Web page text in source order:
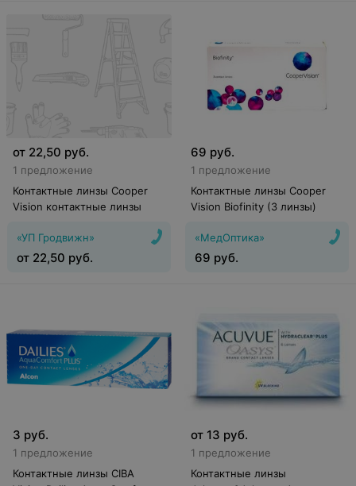
от 22,50 руб.
1 предложение
Контактные линзы Cooper
Vision контактные линзы
«УП Гродвижн»
от 22,50 руб.
69 руб.
1 предложение
Контактные линзы Cooper
Vision Biofinity (3 линзы)
«МедОптика»
69 руб.
3 руб.
1 предложение
Контактные линзы CIBA
от 13 руб.
1 предложение
Контактные линзы